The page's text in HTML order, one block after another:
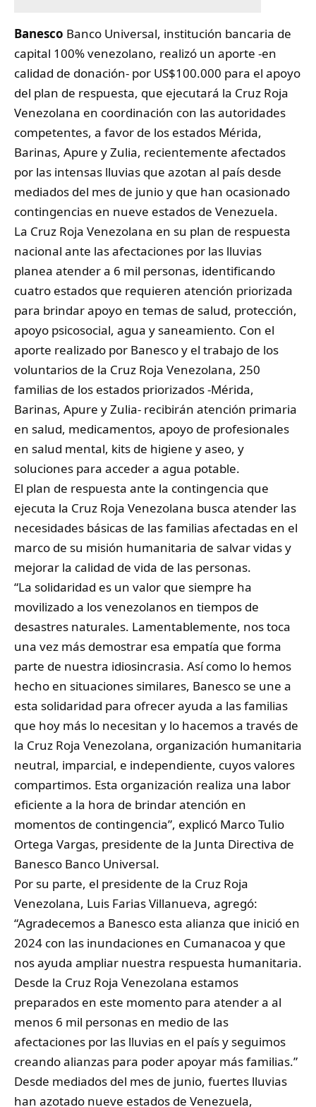
Banesco Banco Universal, institución bancaria de
capital 100% venezolano, realizó un aporte -en
calidad de donación- por US$100.000 para el apoyo
del plan de respuesta, que ejecutará la Cruz Roja
Venezolana en coordinación con las autoridades
competentes, a favor de los estados Mérida,
Barinas, Apure y Zulia, recientemente afectados
por las intensas lluvias que azotan al país desde
mediados del mes de junio y que han ocasionado
contingencias en nueve estados de Venezuela.
La Cruz Roja Venezolana en su plan de respuesta
nacional ante las afectaciones por las lluvias
planea atender a 6 mil personas, identificando
cuatro estados que requieren atención priorizada
para brindar apoyo en temas de salud, protección,
apoyo psicosocial, agua y saneamiento. Con el
aporte realizado por Banesco y el trabajo de los
voluntarios de la Cruz Roja Venezolana, 250
familias de los estados priorizados -Mérida,
Barinas, Apure y Zulia- recibirán atención primaria
en salud, medicamentos, apoyo de profesionales
en salud mental, kits de higiene y aseo, y
soluciones para acceder a agua potable.
El plan de respuesta ante la contingencia que
ejecuta la Cruz Roja Venezolana busca atender las
necesidades básicas de las familias afectadas en el
marco de su misión humanitaria de salvar vidas y
mejorar la calidad de vida de las personas.
“La solidaridad es un valor que siempre ha
movilizado a los venezolanos en tiempos de
desastres naturales. Lamentablemente, nos toca
una vez más demostrar esa empatía que forma
parte de nuestra idiosincrasia. Así como lo hemos
hecho en situaciones similares, Banesco se une a
esta solidaridad para ofrecer ayuda a las familias
que hoy más lo necesitan y lo hacemos a través de
la Cruz Roja Venezolana, organización humanitaria
neutral, imparcial, e independiente, cuyos valores
compartimos. Esta organización realiza una labor
eficiente a la hora de brindar atención en
momentos de contingencia”, explicó Marco Tulio
Ortega Vargas, presidente de la Junta Directiva de
Banesco Banco Universal.
Por su parte, el presidente de la Cruz Roja
Venezolana, Luis Farias Villanueva, agregó:
“Agradecemos a Banesco esta alianza que inició en
2024 con las inundaciones en Cumanacoa y que
nos ayuda ampliar nuestra respuesta humanitaria.
Desde la Cruz Roja Venezolana estamos
preparados en este momento para atender a al
menos 6 mil personas en medio de las
afectaciones por las lluvias en el país y seguimos
creando alianzas para poder apoyar más familias.”
Desde mediados del mes de junio, fuertes lluvias
han azotado nueve estados de Venezuela,